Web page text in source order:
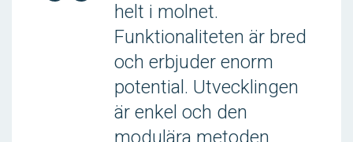
helt i molnet.
Funktionaliteten är bred
och erbjuder enorm
potential. Utvecklingen
är enkel och den
modulära metoden